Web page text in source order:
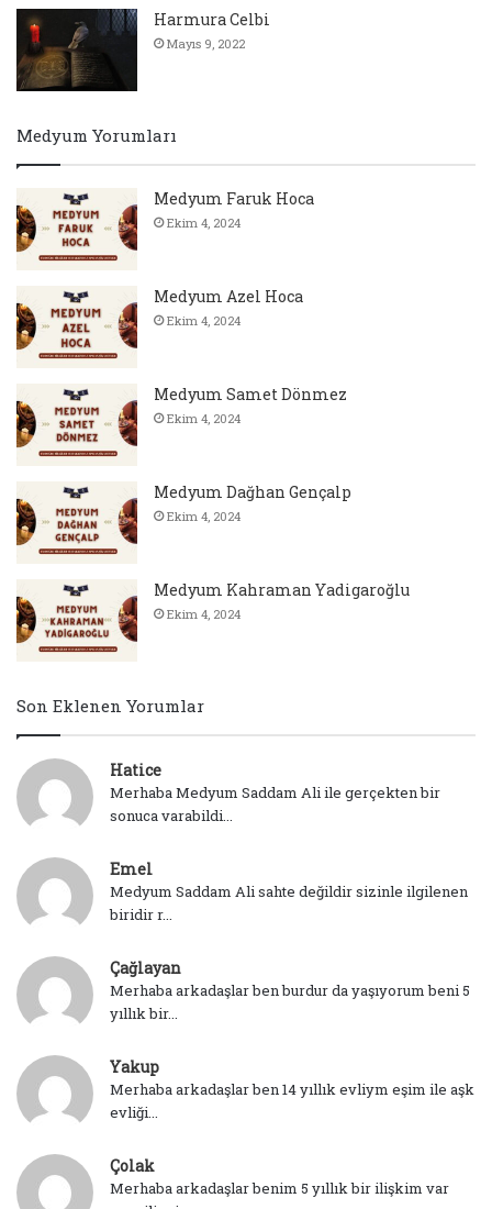
Harmura Celbi
Mayıs 9, 2022
Medyum Yorumları
Medyum Faruk Hoca
Ekim 4, 2024
Medyum Azel Hoca
Ekim 4, 2024
Medyum Samet Dönmez
Ekim 4, 2024
Medyum Dağhan Gençalp
Ekim 4, 2024
Medyum Kahraman Yadigaroğlu
Ekim 4, 2024
Son Eklenen Yorumlar
Hatice
Merhaba Medyum Saddam Ali ile gerçekten bir
sonuca varabildi...
Emel
Medyum Saddam Ali sahte değildir sizinle ilgilenen
biridir r...
Çağlayan
Merhaba arkadaşlar ben burdur da yaşıyorum beni 5
yıllık bir...
Yakup
Merhaba arkadaşlar ben 14 yıllık evliym eşim ile aşk
evliği...
Çolak
Merhaba arkadaşlar benim 5 yıllık bir ilişkim var